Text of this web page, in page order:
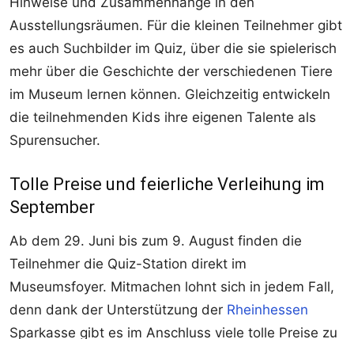
Ausstellungsräumen. Für die kleinen Teilnehmer gibt
es auch Suchbilder im Quiz, über die sie spielerisch
mehr über die Geschichte der verschiedenen Tiere
im Museum lernen können. Gleichzeitig entwickeln
die teilnehmenden Kids ihre eigenen Talente als
Spurensucher.
Tolle Preise und feierliche Verleihung im
September
Ab dem 29. Juni bis zum 9. August finden die
Teilnehmer die Quiz-Station direkt im
Museumsfoyer. Mitmachen lohnt sich in jedem Fall,
denn dank der Unterstützung der Rheinhessen
Sparkasse gibt es im Anschluss viele tolle Preise zu